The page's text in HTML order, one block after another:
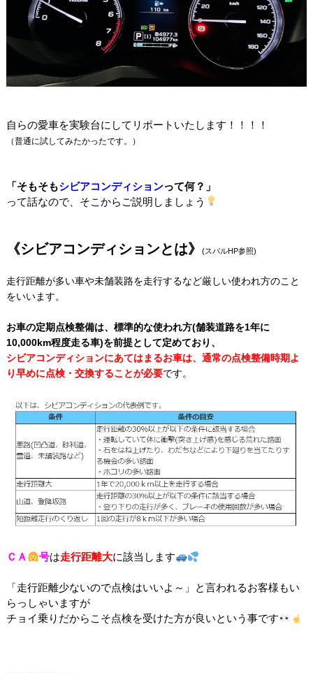
自らの愛車を実験台にして リポートいたします！！！！
（普通に試してみたかったです。）
「そもそもシビアコンディションって何？」
って話なので、そこからご説明しましょう
《シビアコンディションとは》 (スバルHP参照)
走行距離が多い車や未舗装路を走行するなど厳しい使われ方のこと
をいいます。
お車の定期点検整備は、標準的な使われ方(舗装道路を1年に
10,000km程度走る車)を前提として定めており、
シビアコンディションにあてはまるお車は、 通常の点検整備時期よ
り早めに点検・交換することが必要です。
ＣＡ 号は走行距離大に該当します
「走行距離少ないので点検はいいよ～」と言われるお客様もい
らっしゃいますが
チョイ乗りだからこそ点検を受けた方が良いという事です